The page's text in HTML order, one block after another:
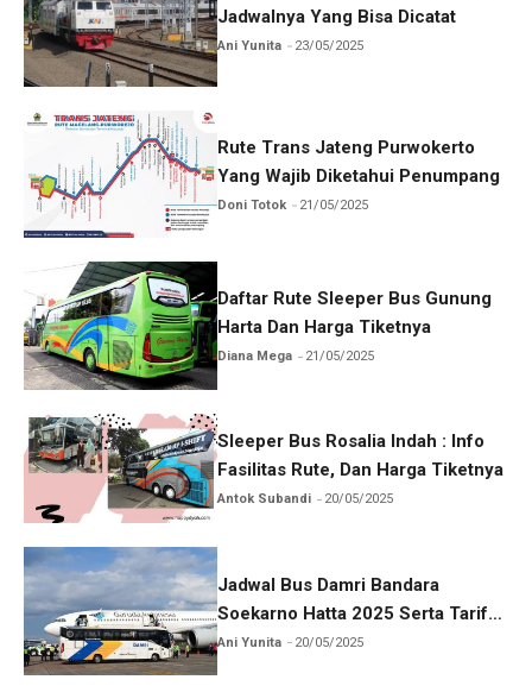
Jadwalnya Yang Bisa Dicatat
Ani Yunita 23/05/2025
Rute Trans Jateng Purwokerto
Yang Wajib Diketahui Penumpang
Doni Totok 21/05/2025
Daftar Rute Sleeper Bus Gunung
Harta Dan Harga Tiketnya
Diana Mega 21/05/2025
Sleeper Bus Rosalia Indah : Info
Fasilitas Rute, Dan Harga Tiketnya
Antok Subandi 20/05/2025
Jadwal Bus Damri Bandara
Soekarno Hatta 2025 Serta Tarif
Dan Rutenya
Ani Yunita 20/05/2025